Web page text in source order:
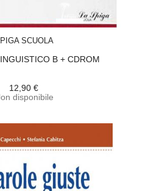
SCUOLA
B + CDROM
12,90 €
disponibile